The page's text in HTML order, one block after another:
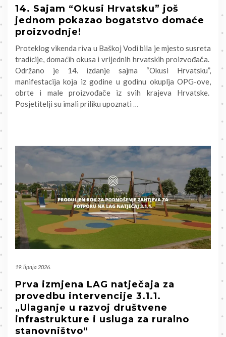
14. Sajam “Okusi Hrvatsku” još
jednom pokazao bogatstvo domaće
proizvodnje!
Proteklog vikenda riva u Baškoj Vodi bila je mjesto susreta
tradicije, domaćih okusa i vrijednih hrvatskih proizvođača.
Održano je 14. izdanje sajma “Okusi Hrvatsku”,
manifestacija koja iz godine u godinu okuplja OPG-ove,
obrte i male proizvođače iz svih krajeva Hrvatske.
Posjetitelji su imali priliku upoznati …
19. lipnja 2026.
Prva izmjena LAG natječaja za
provedbu intervencije 3.1.1.
„Ulaganje u razvoj društvene
infrastrukture i usluga za ruralno
stanovništvo“